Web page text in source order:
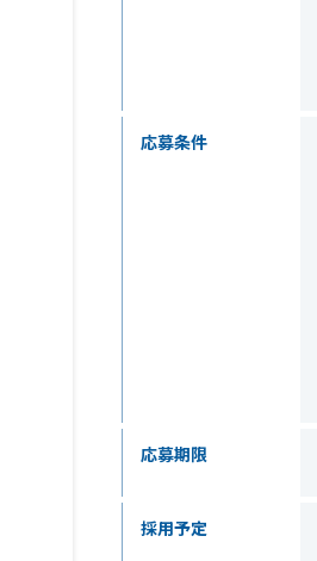
応募条件
応募期限
採用予定